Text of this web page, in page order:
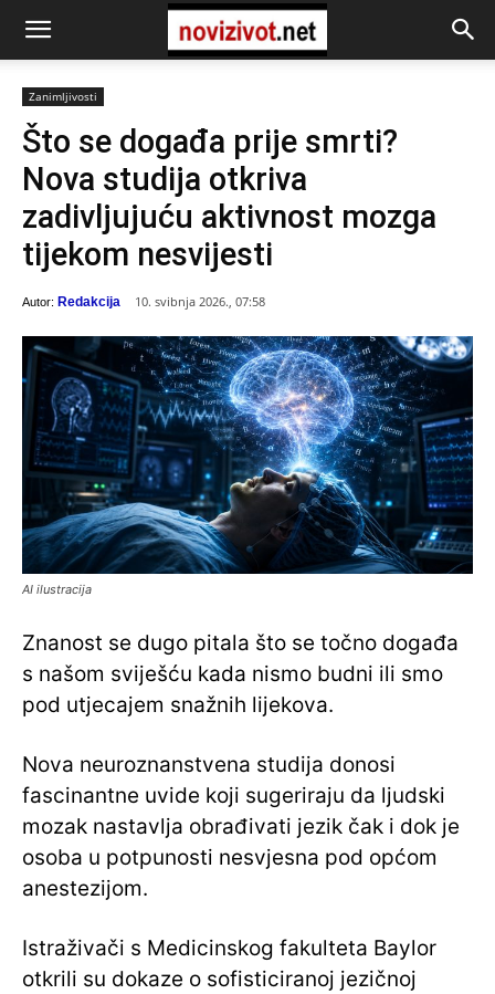
Zanimljivosti
Što se događa prije smrti?
Nova studija otkriva
zadivljujuću aktivnost mozga
tijekom nesvijesti
Autor: Redakcija 10. svibnja 2026., 07:58
AI ilustracija
Znanost se dugo pitala što se točno događa
s našom sviješću kada nismo budni ili smo
pod utjecajem snažnih lijekova.
Nova neuroznanstvena studija donosi
fascinantne uvide koji sugeriraju da ljudski
mozak nastavlja obrađivati jezik čak i dok je
osoba u potpunosti nesvjesna pod općom
anestezijom.
Istraživači s Medicinskog fakulteta Baylor
otkrili su dokaze o sofisticiranoj jezičnoj